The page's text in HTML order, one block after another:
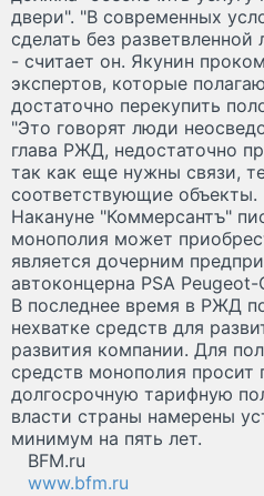
двери". "В современных
сделать без
- считает он. Якунин
экспертов, которые
достаточно перекупить
"Это говорят люди
глава РЖД, недостаточно
так как еще нужны связи,
соответствующие объекты.
Накануне "Коммерсантъ"
монополия может
является дочерним
автоконцерна PSA
В последнее время в РЖД
нехватке средств для
развития компании. Для
средств монополия просит
долгосрочную тарифную
власти страны намерены
минимум на пять лет.
BFM.ru
www.bfm.ru